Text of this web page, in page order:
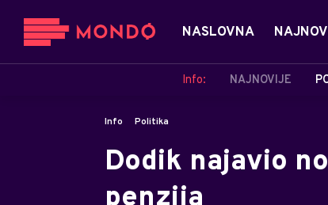
NASLOVNA
Info: NAJNOVIJE
Info Politika
Dodik najavio